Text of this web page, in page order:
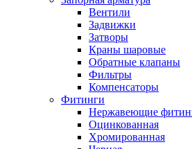
Вентили
Задвижки
Затворы
Краны шаровые
Обратные клапаны
Фильтры
Компенсаторы
Фитинги
Нержавеющие
Оцинкованная
Хромированная